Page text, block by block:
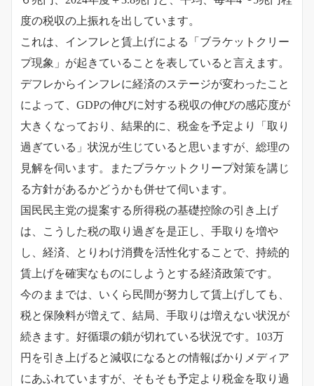
度の税収の上振れを出しています。
これは、インフレと賃上げによる「ブラケットクリー
プ現象」が起きていることを表していると言えます。
デフレからインフレに経済のステージが変わったこと
によって、GDPの伸びに対する税収の伸びの感応度が
大きくなっており、結果的に、税金を予定より「取り
過ぎている」状況が生じていると思いますが、総理の
見解を伺います。またブラケットクリープ対策を講じ
る方針があるかどうかも併せて伺います。
国民民主党の提案する所得税の基礎控除の引き上げ
は、こうした税の取り過ぎを是正し、手取りを増や
し、経済、とりわけ消費を活性化することで、持続的
賃上げを確実なものにしようとする経済政策です。
今のままでは、いくら民間が努力して賃上げしても、
税と保険料が増えて、結局、手取りは増えない状況が
続きます。好循環の鎖が切れている状況です。103万
円を引き上げると減収になるとの情報ばかりメディア
にあふれていますが、そもそも予定より税金を取り過